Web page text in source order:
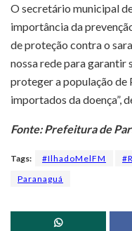
O secretário municipal
importância da
de proteção contra o
nossa rede para garantir
proteger a população de
importados da doença”,
Fonte: Prefeitura de
Tags: #IlhadoMelFM
Paranaguá